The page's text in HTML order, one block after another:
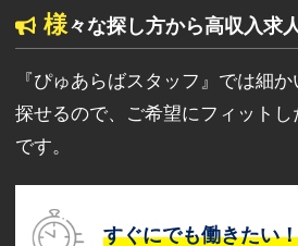
様々な探し方から高収入求
『ぴゅあらばスタッフ』では細
探せるので、ご希望にフィット
です。
すぐにでも働きたい！